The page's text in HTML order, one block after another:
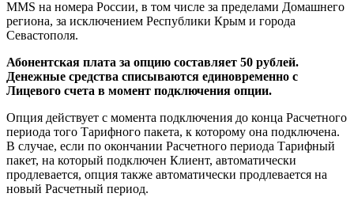
MMS на номера России, в том числе за пределами Домашнего
региона, за исключением Республики Крым и города
Севастополя.
Абонентская плата за опцию составляет 50 рублей.
Денежные средства списываются единовременно с
Лицевого счета в момент подключения опции.
Опция действует с момента подключения до конца Расчетного
периода того Тарифного пакета, к которому она подключена.
В случае, если по окончании Расчетного периода Тарифный
пакет, на который подключен Клиент, автоматически
продлевается, опция также автоматически продлевается на
новый Расчетный период.